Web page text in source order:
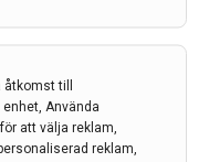
till
Använda
att välja reklam,
reklam,
att rädda mycket
1 500 personer